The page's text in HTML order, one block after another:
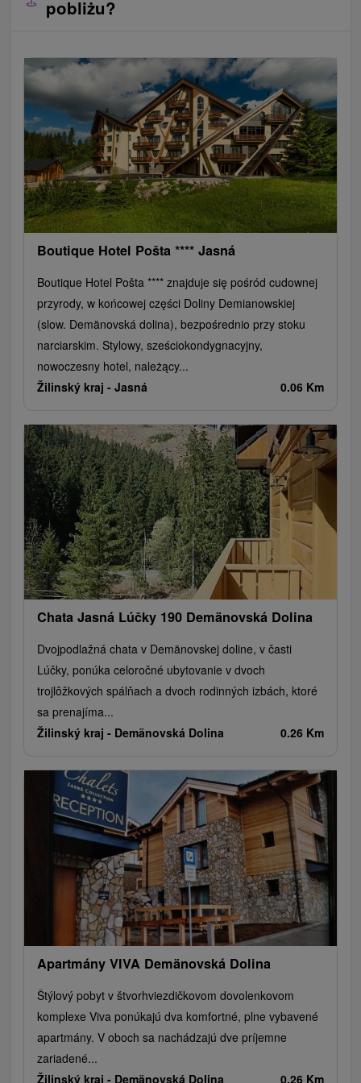
pobliżu?
Boutique Hotel Pošta **** Jasná
Boutique Hotel Pošta **** znajduje się pośród cudownej
przyrody, w końcowej części Doliny Demianowskiej
(slow. Demänovská dolina), bezpośrednio przy stoku
narciarskim. Stylowy, sześciokondygnacyjny,
nowoczesny hotel, należący...
Žilinský kraj - Jasná 0.06 Km
Chata Jasná Lúčky 190 Demänovská Dolina
Dvojpodlažná chata v Demänovskej doline, v časti
Lúčky, ponúka celoročné ubytovanie v dvoch
trojlôžkových spálňach a dvoch rodinných izbách, ktoré
sa prenajíma...
Žilinský kraj - Demänovská Dolina 0.26 Km
Apartmány VIVA Demänovská Dolina
Štýlový pobyt v štvorhviezdičkovom dovolenkovom
komplexe Viva ponúkajú dva komfortné, plne vybavené
apartmány. V oboch sa nachádzajú dve príjemne
zariadené...
Žilinský kraj - Demänovská Dolina 0.26 Km